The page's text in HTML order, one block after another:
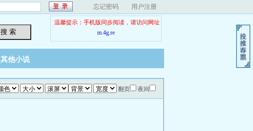
忘记密码 用户注册
搜 索
温馨提示：手机版同步阅读，请访问网址
m.4g.re
其他小说
翻页 夜间